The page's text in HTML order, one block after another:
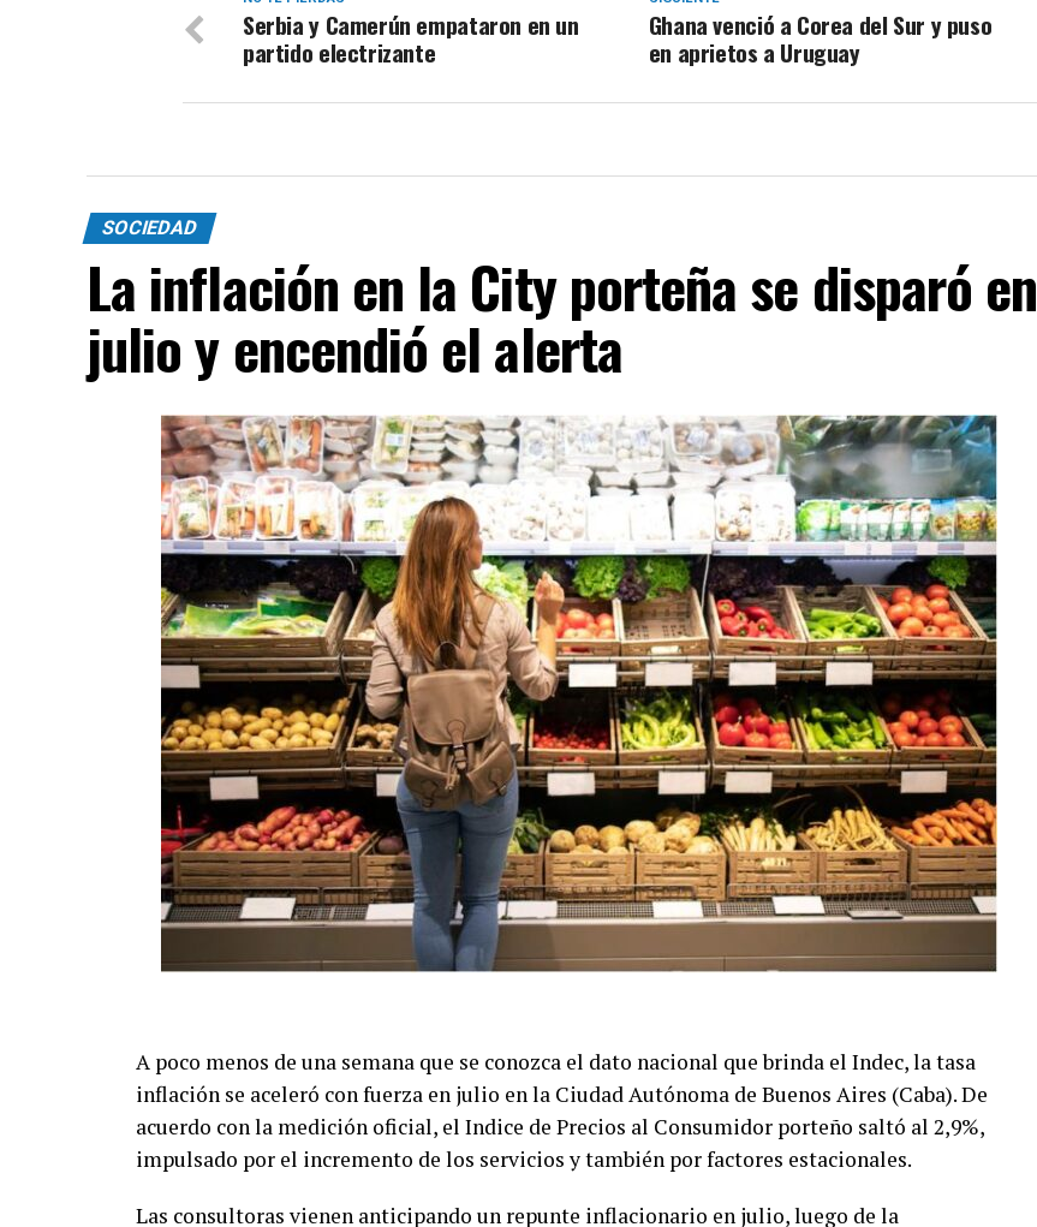
Ghana venció a Corea del Sur y puso
en aprietos a Uruguay
Serbia y Camerún empataron en un
partido electrizante
SOCIEDAD
La inflación en la City porteña se disparó en
julio y encendió el alerta
A poco menos de una semana que se conozca el dato nacional que brinda el Indec, la tasa
inflación se aceleró con fuerza en julio en la Ciudad Autónoma de Buenos Aires (Caba). De
acuerdo con la medición oficial, el Indice de Precios al Consumidor porteño saltó al 2,9%,
impulsado por el incremento de los servicios y también por factores estacionales.
Las consultoras vienen anticipando un repunte inflacionario en julio, luego de la